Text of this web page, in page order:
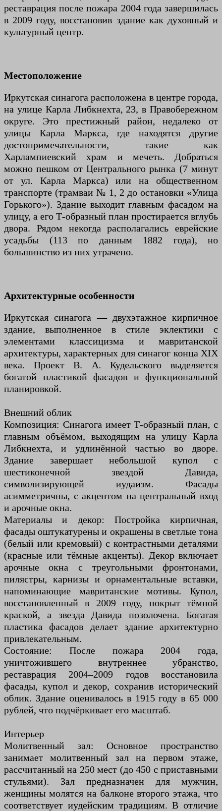
реставрация после пожара 2004 года завершилась
в 2009 году, восстановив здание как духовный и
культурный центр.
Местоположение
Иркутская синагога расположена в центре города,
на улице Карла Либкнехта, 23, в Правобережном
округе. Это престижный район, недалеко от
улицы Карла Маркса, где находятся другие
достопримечательности, такие как
Харлампиевский храм и мечеть. Добраться
можно пешком от Центрального рынка (7 минут
от ул. Карла Маркса) или на общественном
транспорте (трамваи № 1, 2 до остановки «Улица
Горького»). Здание выходит главным фасадом на
улицу, а его Т-образный план простирается вглубь
двора. Рядом некогда располагались еврейские
усадьбы (113 по данным 1882 года), но
большинство из них утрачено.
Архитектурные особенности
Иркутская синагога — двухэтажное кирпичное
здание, выполненное в стиле эклектики с
элементами классицизма и мавританской
архитектуры, характерных для синагог конца XIX
века. Проект В. А. Кудельского выделяется
богатой пластикой фасадов и функциональной
планировкой.
Внешний облик
Композиция: Синагога имеет Т-образный план, с
главным объёмом, выходящим на улицу Карла
Либкнехта, и удлинённой частью во дворе.
Здание завершает небольшой купол с
шестиконечной звездой Давида,
символизирующей иудаизм. Фасады
асимметричны, с акцентом на центральный вход
и арочные окна.
Материалы и декор: Постройка кирпичная,
фасады оштукатурены и окрашены в светлые тона
(белый или кремовый) с контрастными деталями
(красные или тёмные акценты). Декор включает
арочные окна с треугольными фронтонами,
пилястры, карнизы и орнаментальные вставки,
напоминающие мавританские мотивы. Купол,
восстановленный в 2009 году, покрыт тёмной
краской, а звезда Давида позолочена. Богатая
пластика фасадов делает здание архитектурно
привлекательным.
Состояние: После пожара 2004 года,
уничтожившего внутреннее убранство,
реставрация 2004–2009 годов восстановила
фасады, купол и декор, сохранив исторический
облик. Здание оценивалось в 1915 году в 65 000
рублей, что подчёркивает его масштаб.
Интерьер
Молитвенный зал: Основное пространство
занимает молитвенный зал на первом этаже,
рассчитанный на 250 мест (до 450 с приставными
стульями). Зал предназначен для мужчин,
женщины молятся на балконе второго этажа, что
соответствует иудейским традициям. В отличие